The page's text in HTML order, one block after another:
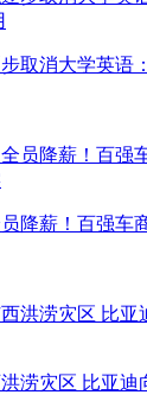
取消大学英语
降薪！百强车
涝灾区 比亚迪